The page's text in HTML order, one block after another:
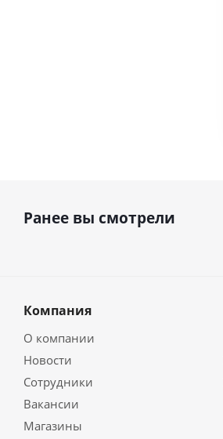
Ранее вы смотрели
Компания
О компании
Новости
Сотрудники
Вакансии
Магазины